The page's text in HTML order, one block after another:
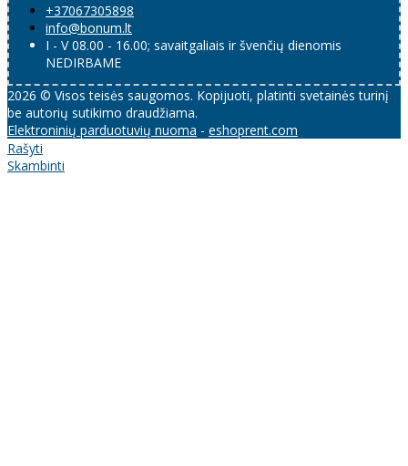
+37067305898
info@bonum.lt
I - V 08.00 - 16.00; savaitgaliais ir švenčių dienomis
NEDIRBAME
2026 © Visos teisės saugomos. Kopijuoti, platinti svetainės turinį
be autorių sutikimo draudžiama.
Elektroninių parduotuvių nuoma - eshoprent.com
Rašyti
Skambinti